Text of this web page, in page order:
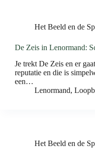
Het Beeld en de
De Zeis in Lenormand:
Je trekt De Zeis en er
reputatie en die is
een…
Lenormand,
Het Beeld en de